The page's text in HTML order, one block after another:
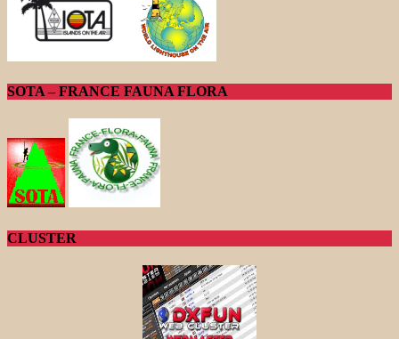
SOTA – FRANCE FAUNA FLORA
CLUSTER